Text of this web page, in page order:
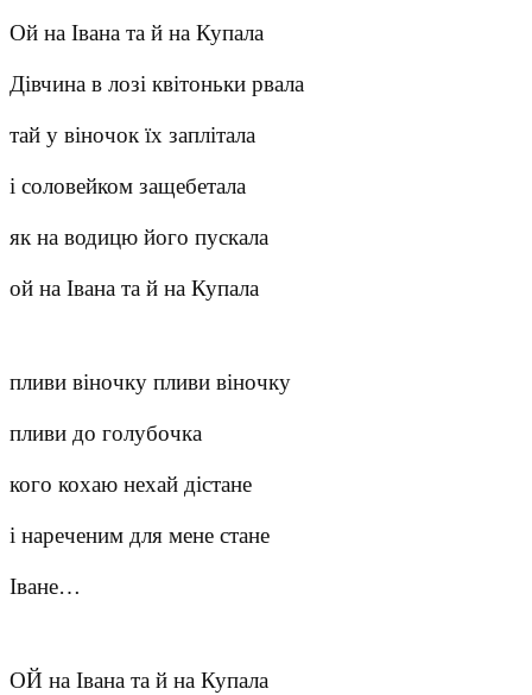
Ой на Івана та й на Купала
Дівчина в лозі квітоньки рвала
тай у віночок їх заплітала
і соловейком защебетала
як на водицю його пускала
ой на Івана та й на Купала
пливи віночку пливи віночку
пливи до голубочка
кого кохаю нехай дістане
і нареченим для мене стане
Іване…
ОЙ на Івана та й на Купала